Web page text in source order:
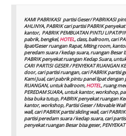
KAMI PABRIKASI partisi Geser/ PABRIKASI
AHLINYA, PABRIK cari partisi PABRIK
kantor, PABRIK PEMBUATAN PINTU LIPAT/
pabrik, bengkel,HOTEL, class, ballroom, cari
lipat/Geser ruangan Rapat, Miting room,
peredam suara / kedap suara, ruangan Besar
PABRIK penyekat ruangan Kedap Suara,
CARI PARTISI GESER / PENYEKAT RUANGAN
door, cari partisi ruangan, cari PABRIK partisi
Kami Jual, cari pabrik pintu panel lipat dengan
RUANGAN, untuk ballroom,HOTEL, ruang
PEREDAM SUARA, untuk kantor, workshop,
bisa buka tutup, PABRIK penyekat ruangan
kantor, workshop, Partisi Geser / Movable
wall, cari PABRIK partisi sliding wall, cari
partisi peredam suara / kedap suara, cari
penyekat ruangan Besar bisa geser,